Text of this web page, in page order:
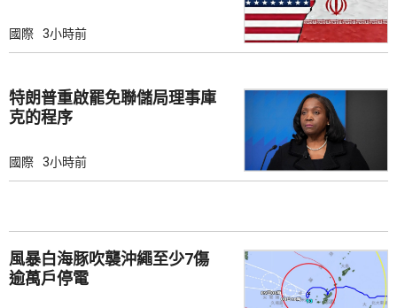
國際 3小時前
特朗普重啟罷免聯儲局理事庫
克的程序
國際 3小時前
風暴白海豚吹襲沖繩至少7傷
逾萬戶停電